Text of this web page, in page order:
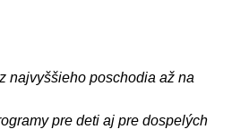
najvyššieho poschodia až na
pre deti aj pre dospelých